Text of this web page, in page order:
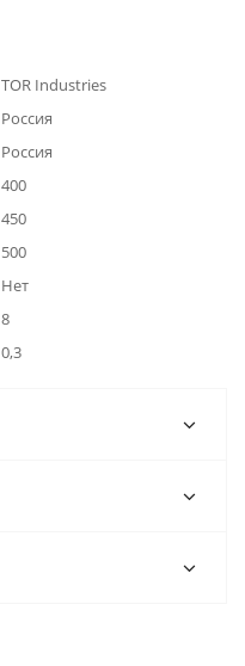
TOR Industries
Россия
Россия
400
450
500
Нет
8
0,3